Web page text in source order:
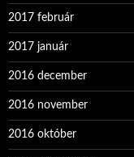
2017 február
2017 január
2016 december
2016 november
2016 október